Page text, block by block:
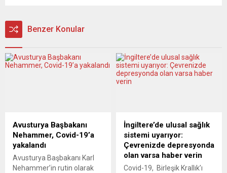
Benzer Konular
Avusturya Başbakanı
Nehammer, Covid-19’a
yakalandı
Avusturya Başbakanı Karl
Nehammer’in rutin olarak
İngiltere’de ulusal sağlık
sistemi uyarıyor:
Çevrenizde depresyonda
olan varsa haber verin
Covid-19, Birleşik Krallık’ı